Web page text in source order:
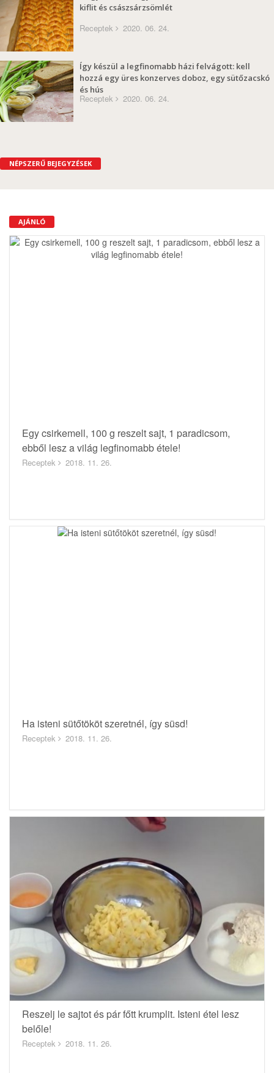
kiflit és császsárzsömlét
Receptek 2020. 06. 24.
Így készül a legfinomabb házi felvágott: kell
hozzá egy üres konzerves doboz, egy sütőzacskó
és hús
Receptek 2020. 06. 24.
NÉPSZERŰ BEJEGYZÉSEK
AJÁNLÓ
Egy csirkemell, 100 g reszelt sajt, 1 paradicsom,
ebből lesz a világ legfinomabb étele!
Receptek 2018. 11. 26.
Ha isteni sütőtököt szeretnél, így süsd!
Receptek 2018. 11. 26.
Reszelj le sajtot és pár főtt krumplit. Isteni étel lesz
belőle!
Receptek 2018. 11. 26.